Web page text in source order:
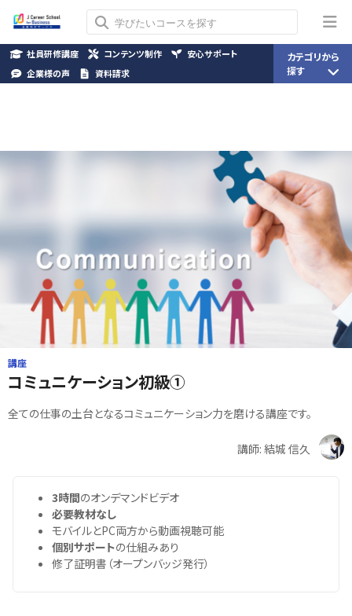
講座
コミュニケーション初級①
全ての仕事の土台となるコミュニケーション力を磨ける講座です。
講師: 結城 信久
3時間のオンデマンドビデオ
必要教材なし
モバイルとPC両方から動画視聴可能
個別サポートの仕組みあり
修了証明書（オープンバッジ発行）
社員研修講座 コンテンツ制作
安心サポート
企業様の声
資料請求
カテゴリから
探す